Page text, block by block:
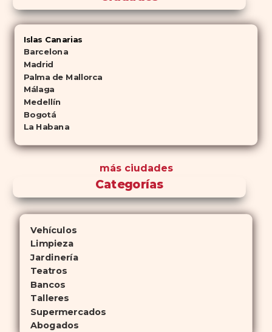
Islas Canarias
Barcelona
Madrid
Palma de Mallorca
Málaga
Medellín
Bogotá
La Habana
más ciudades
Categorías
Vehículos
Limpieza
Jardinería
Teatros
Bancos
Talleres
Supermercados
Abogados